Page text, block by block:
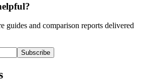
guides and comparison reports delivered
Subscribe